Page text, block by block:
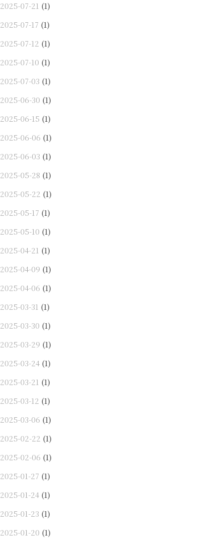
2025-07-21 (1)
2025-07-17 (1)
2025-07-12 (1)
2025-07-10 (1)
2025-07-03 (1)
2025-06-30 (1)
2025-06-15 (1)
2025-06-06 (1)
2025-06-03 (1)
2025-05-28 (1)
2025-05-22 (1)
2025-05-17 (1)
2025-05-10 (1)
2025-04-21 (1)
2025-04-09 (1)
2025-04-06 (1)
2025-03-31 (1)
2025-03-30 (1)
2025-03-29 (1)
2025-03-24 (1)
2025-03-21 (1)
2025-03-12 (1)
2025-03-06 (1)
2025-02-22 (1)
2025-02-06 (1)
2025-01-27 (1)
2025-01-24 (1)
2025-01-23 (1)
2025-01-20 (1)